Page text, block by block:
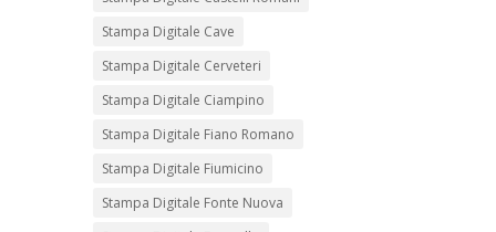
Stampa Digitale Cave
Stampa Digitale Cerveteri
Stampa Digitale Ciampino
Stampa Digitale Fiano Romano
Stampa Digitale Fiumicino
Stampa Digitale Fonte Nuova